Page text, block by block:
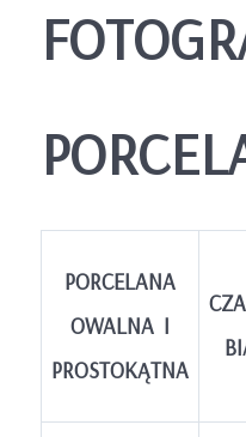
PORCELANA
OWALNA I
PROSTOKĄTNA